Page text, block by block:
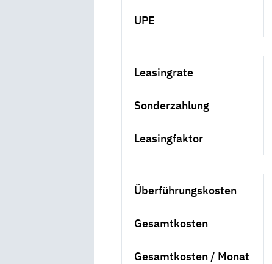
UPE
Leasingrate
Sonderzahlung
Leasingfaktor
Überführungskosten
Gesamtkosten
Gesamtkosten / Monat